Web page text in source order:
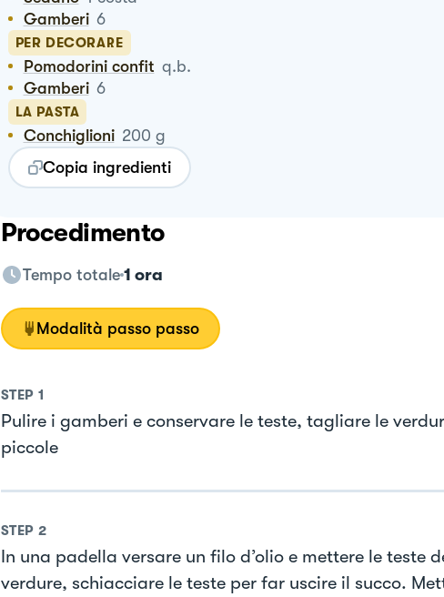
Gamberi 6
PER DECORARE
Pomodorini confit q.b.
Gamberi 6
LA PASTA
Conchiglioni 200 g
Copia ingredienti
Procedimento
Tempo totale 1 ora
Modalità passo passo
STEP 1
Pulire i gamberi e conservare le teste, tagliare le
piccole
STEP 2
In una padella versare un filo d’olio e mettere le teste
verdure, schiacciare le teste per far uscire il succo.